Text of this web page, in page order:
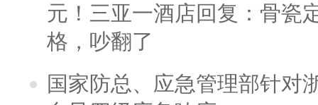
元！三亚一酒店回复：骨瓷
格，吵翻了
国家防总、应急管理部针对